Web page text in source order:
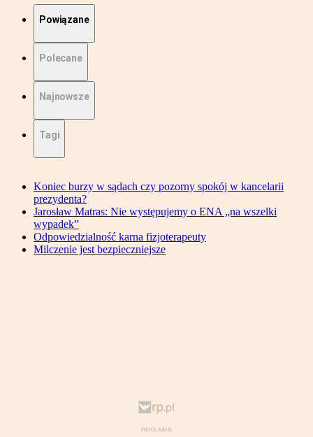
Powiązane
Polecane
Najnowsze
Tagi
Koniec burzy w sądach czy pozorny spokój w kancelarii
prezydenta?
Jarosław Matras: Nie występujemy o ENA „na wszelki
wypadek”
Odpowiedzialność karna fizjoterapeuty
Milczenie jest bezpieczniejsze